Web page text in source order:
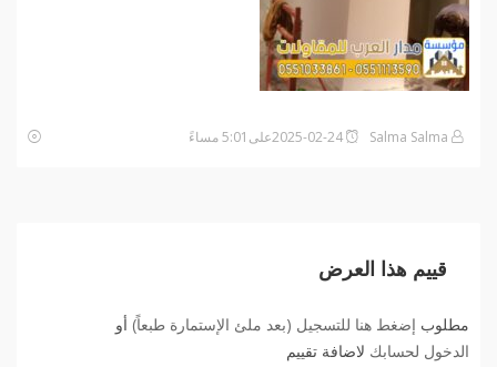
قييم هذا العرض
مطلوب إضغط هنا للتسجيل (بعد ملئ الإستمارة طبعاً) أو
الدخول لحسابك لاضافة تقييم